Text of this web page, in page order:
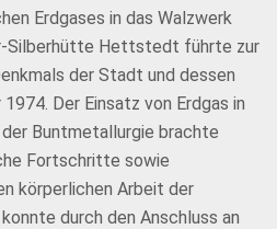
Erdgases in das Walzwerk
Silberhütte Hettstedt führte zur
der Stadt und dessen
Der Einsatz von Erdgas in
Buntmetallurgie brachte
Fortschritte sowie
körperlichen Arbeit der
durch den Anschluss an